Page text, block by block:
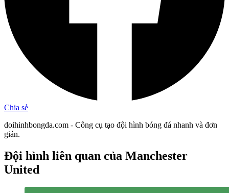
Chia sẻ
doihinhbongda.com - Công cụ tạo đội hình bóng đá nhanh và đơn
giản.
Đội hình liên quan của Manchester
United